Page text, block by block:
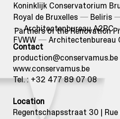
Contact
production@conservamus.be
www.conservamus.be
Tel. : +32 477 89 07 08
Location
Regentschapsstraat 30 | Rue
Partners of the Renovation
Koninklijk Conservatorium
Royal de Bruxelles— Beliris
—Architectenbureau A2RC
FVWW— Architectenbureau